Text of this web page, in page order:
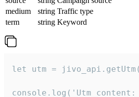
medium
string Traffic type
term
string Keyword
let utm =
console.log('Utm